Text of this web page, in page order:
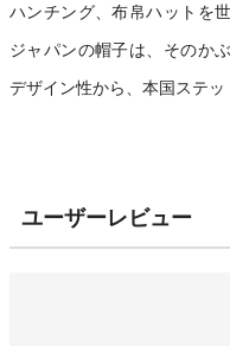
ハンチング、布帛ハットを
ジャパンの帽子は、そのか
デザイン性から、本国ステッ
ユーザーレビュー